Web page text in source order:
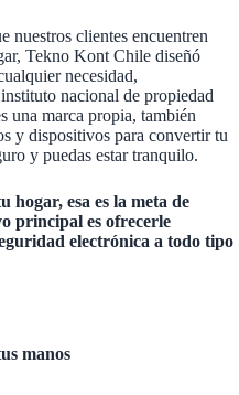
nuestros clientes encuentren
Tekno Kont Chile diseñó
necesidad,
nacional de propiedad
una marca propia, también
y dispositivos para convertir tu
y puedas estar tranquilo.
hogar, esa es la meta de
principal es ofrecerle
electrónica a todo tipo
manos